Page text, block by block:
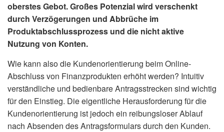
oberstes Gebot. Großes Potenzial wird verschenkt
durch Verzögerungen und Abbrüche im
Produktabschlussprozess und die nicht aktive
Nutzung von Konten.
Wie kann also die Kundenorientierung beim Online-
Abschluss von Finanzprodukten erhöht werden? Intuitiv
verständliche und bedienbare Antragsstrecken sind wichtig
für den Einstieg. Die eigentliche Herausforderung für die
Kundenorientierung ist jedoch ein reibungsloser Ablauf
nach Absenden des Antragsformulars durch den Kunden.